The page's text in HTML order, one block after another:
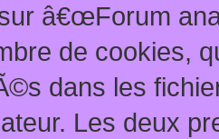
â€œForum
de cookies,
dans les
Les deux